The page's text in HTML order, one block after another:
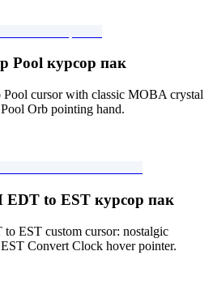
Pool курсор пак
Pool cursor with classic MOBA crystal
Orb pointing hand.
EDT to EST курсор пак
EST custom cursor: nostalgic
Convert Clock hover pointer.